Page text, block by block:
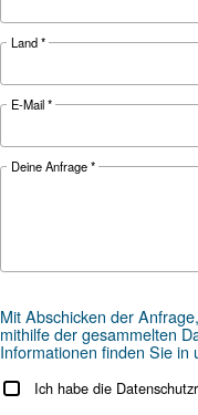
Druckluft in
Suchen
Ihre